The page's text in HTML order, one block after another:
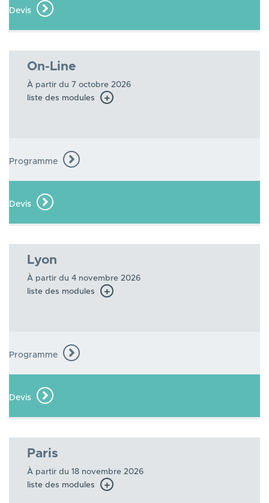
Devis
On-Line
À partir du 7 octobre 2026
liste des modules
Programme
Devis
Lyon
À partir du 4 novembre 2026
liste des modules
Programme
Devis
Paris
À partir du 18 novembre 2026
liste des modules